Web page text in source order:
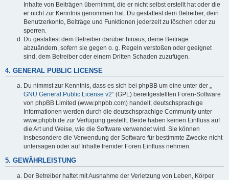
Inhalte von Beiträgen übernimmt, die er nicht selbst erstellt hat oder die
er nicht zur Kenntnis genommen hat. Du gestattest dem Betreiber, dein
Benutzerkonto, Beiträge und Funktionen jederzeit zu löschen oder zu
sperren.
Du gestattest dem Betreiber darüber hinaus, deine Beiträge
abzuändern, sofern sie gegen o. g. Regeln verstoßen oder geeignet
sind, dem Betreiber oder einem Dritten Schaden zuzufügen.
4. GENERAL PUBLIC LICENSE
Du nimmst zur Kenntnis, dass es sich bei phpBB um eine unter der „
GNU General Public License v2“ (GPL) bereitgestellten Foren-Software
von phpBB Limited (www.phpbb.com) handelt; deutschsprachige
Informationen werden durch die deutschsprachige Community unter
www.phpbb.de zur Verfügung gestellt. Beide haben keinen Einfluss auf
die Art und Weise, wie die Software verwendet wird. Sie können
insbesondere die Verwendung der Software für bestimmte Zwecke nicht
untersagen oder auf Inhalte fremder Foren Einfluss nehmen.
5. GEWÄHRLEISTUNG
Der Betreiber haftet mit Ausnahme der Verletzung von Leben, Körper